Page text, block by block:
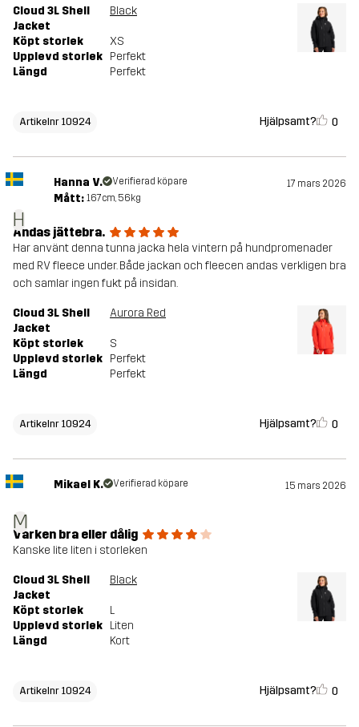
Cloud 3L Shell
Jacket
Black
Köpt storlek
XS
Upplevd storlek Perfekt
Längd
Perfekt
Artikelnr 10924 Hjälpsamt? 0
H
Hanna V. Verifierad köpare 17 mars 2026
Mått: 167cm, 56kg
Andas jättebra.
Har använt denna tunna jacka hela vintern på hundpromenader
med RV fleece under. Både jackan och fleecen andas verkligen bra
och samlar ingen fukt på insidan.
Cloud 3L Shell
Jacket
Aurora Red
Köpt storlek
S
Upplevd storlek Perfekt
Längd
Perfekt
Artikelnr 10924 Hjälpsamt? 0
M
Mikael K. Verifierad köpare 15 mars 2026
Varken bra eller dålig
Kanske lite liten i storleken
Cloud 3L Shell
Jacket
Black
Köpt storlek
L
Upplevd storlek Liten
Längd
Kort
Artikelnr 10924 Hjälpsamt? 0